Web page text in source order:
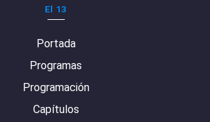
El 13
Portada
Programas
Programación
Capítulos